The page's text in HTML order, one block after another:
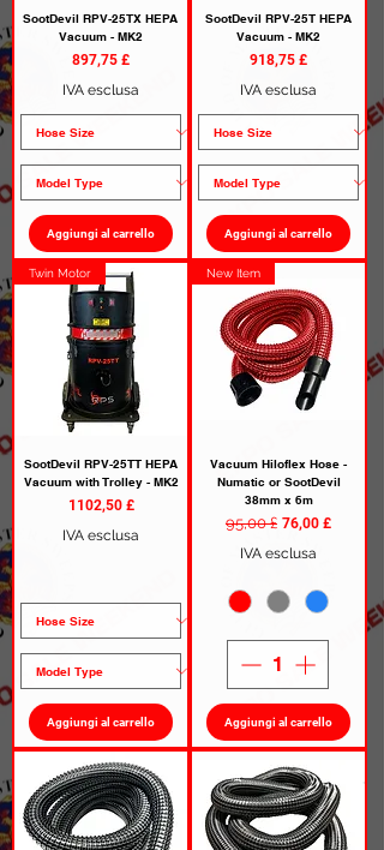
SootDevil RPV-25TX HEPA
Vacuum - MK2
Prezzo
897,75 £
IVA esclusa
Aggiungi al carrello
SootDevil RPV-25T HEPA
Vacuum - MK2
Prezzo
918,75 £
IVA esclusa
Aggiungi al carrello
Twin Motor
SootDevil RPV-25TT HEPA
Vacuum with Trolley - MK2
Prezzo
1102,50 £
IVA esclusa
Aggiungi al carrello
New Item
Vacuum Hiloflex Hose -
Numatic or SootDevil
38mm x 6m
Prezzo regolare
95,00 £ Prezzo scontato
76,00 £
IVA esclusa
Aggiungi al carrello